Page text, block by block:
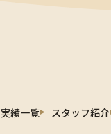
実績一覧 スタッフ紹介